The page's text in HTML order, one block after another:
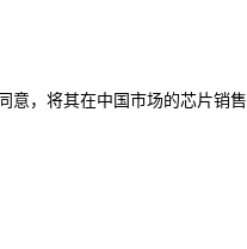
，将其在中国市场的芯片销